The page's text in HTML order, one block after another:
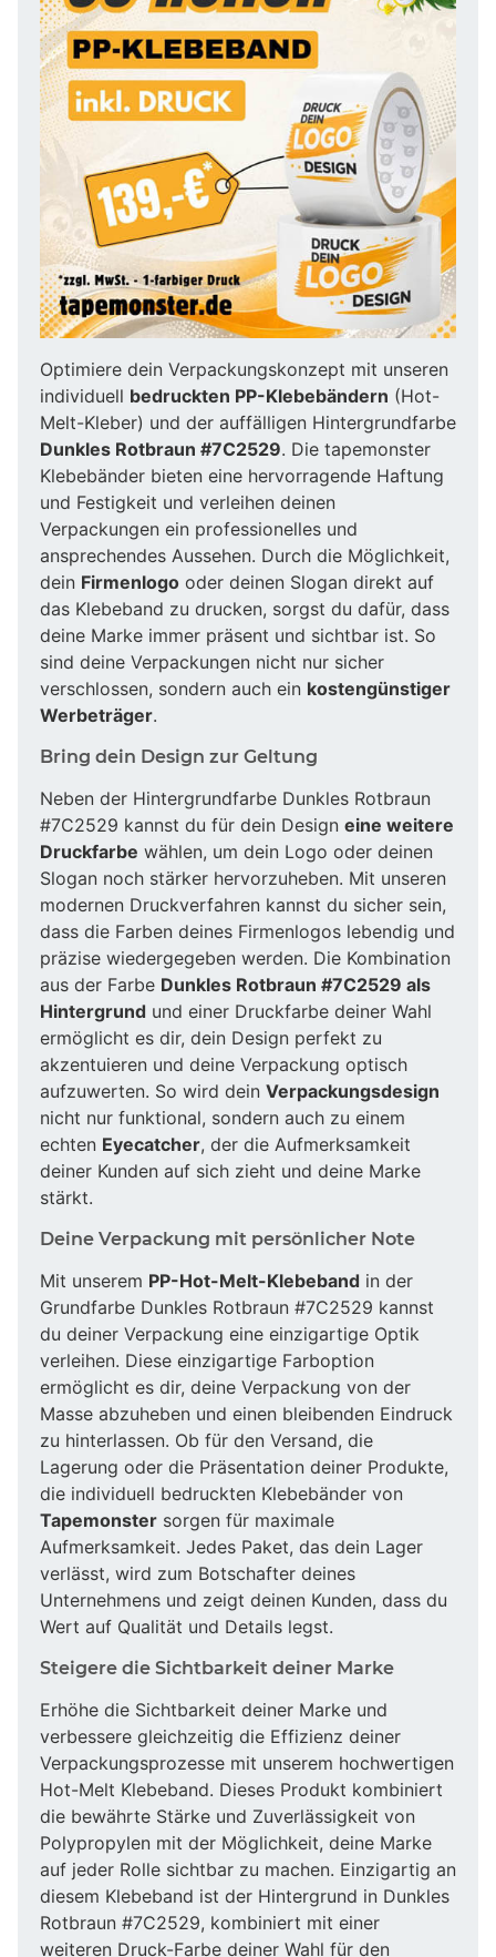
Optimiere dein Verpackungskonzept mit unseren
individuell bedruckten PP-Klebebändern (Hot-
Melt-Kleber) und der auffälligen Hintergrundfarbe
Dunkles Rotbraun #7C2529. Die tapemonster
Klebebänder bieten eine hervorragende Haftung
und Festigkeit und verleihen deinen
Verpackungen ein professionelles und
ansprechendes Aussehen. Durch die Möglichkeit,
dein Firmenlogo oder deinen Slogan direkt auf
das Klebeband zu drucken, sorgst du dafür, dass
deine Marke immer präsent und sichtbar ist. So
sind deine Verpackungen nicht nur sicher
verschlossen, sondern auch ein kostengünstiger
Werbeträger.
Bring dein Design zur Geltung
Neben der Hintergrundfarbe Dunkles Rotbraun
#7C2529 kannst du für dein Design eine weitere
Druckfarbe wählen, um dein Logo oder deinen
Slogan noch stärker hervorzuheben. Mit unseren
modernen Druckverfahren kannst du sicher sein,
dass die Farben deines Firmenlogos lebendig und
präzise wiedergegeben werden. Die Kombination
aus der Farbe Dunkles Rotbraun #7C2529 als
Hintergrund und einer Druckfarbe deiner Wahl
ermöglicht es dir, dein Design perfekt zu
akzentuieren und deine Verpackung optisch
aufzuwerten. So wird dein Verpackungsdesign
nicht nur funktional, sondern auch zu einem
echten Eyecatcher, der die Aufmerksamkeit
deiner Kunden auf sich zieht und deine Marke
stärkt.
Deine Verpackung mit persönlicher Note
Mit unserem PP-Hot-Melt-Klebeband in der
Grundfarbe Dunkles Rotbraun #7C2529 kannst
du deiner Verpackung eine einzigartige Optik
verleihen. Diese einzigartige Farboption
ermöglicht es dir, deine Verpackung von der
Masse abzuheben und einen bleibenden Eindruck
zu hinterlassen. Ob für den Versand, die
Lagerung oder die Präsentation deiner Produkte,
die individuell bedruckten Klebebänder von
Tapemonster sorgen für maximale
Aufmerksamkeit. Jedes Paket, das dein Lager
verlässt, wird zum Botschafter deines
Unternehmens und zeigt deinen Kunden, dass du
Wert auf Qualität und Details legst.
Steigere die Sichtbarkeit deiner Marke
Erhöhe die Sichtbarkeit deiner Marke und
verbessere gleichzeitig die Effizienz deiner
Verpackungsprozesse mit unserem hochwertigen
Hot-Melt Klebeband. Dieses Produkt kombiniert
die bewährte Stärke und Zuverlässigkeit von
Polypropylen mit der Möglichkeit, deine Marke
auf jeder Rolle sichtbar zu machen. Einzigartig an
diesem Klebeband ist der Hintergrund in Dunkles
Rotbraun #7C2529, kombiniert mit einer
weiteren Druck-Farbe deiner Wahl für den